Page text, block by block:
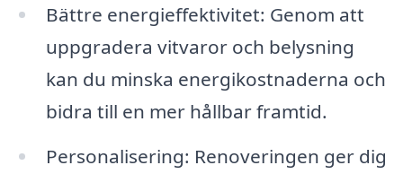
Bättre energieffektivitet: Genom att
uppgradera vitvaror och belysning
kan du minska energikostnaderna och
bidra till en mer hållbar framtid.
Personalisering: Renoveringen ger dig